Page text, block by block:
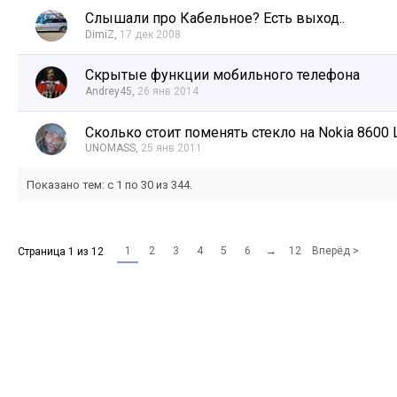
Слышали про Кабельное? Есть выход..
DimiZ, 17 дек 2008
Скрытые функции мобильного телефона
Andrey45, 26 янв 2014
Сколько стоит поменять стекло на Nokia 8600
UNOMASS, 25 янв 2011
Показано тем: с 1 по 30 из 344.
Страница 1 из 12 1 2 3 4 5 6 → 12 Вперёд >